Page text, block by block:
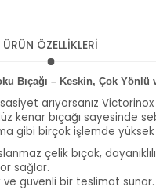
ÜRÜN ÖZELLİKLERİ
Bıçağı – Keskin, Çok Yönlü
arıyorsanız
kenar bıçağı sayesinde
gibi birçok işlemde
çelik bıçak,
sağlar.
güvenli bir teslimat sunar.